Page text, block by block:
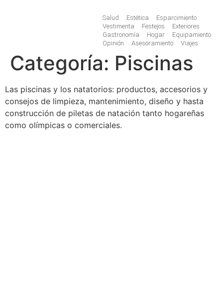
Salud Estética
Esparcimiento
Vestimenta
Festejos
Exteriores
Gastronomía
Hogar
Equipamiento
Opinión
Asesoramiento Viajes
Categoría: Piscinas
Las piscinas y los natatorios: productos, accesorios y
consejos de limpieza, mantenimiento, diseño y hasta
construcción de piletas de natación tanto hogareñas
como olímpicas o comerciales.